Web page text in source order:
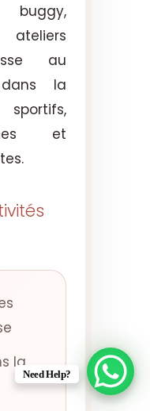
buggy,
au
la
et
la
Need Help?